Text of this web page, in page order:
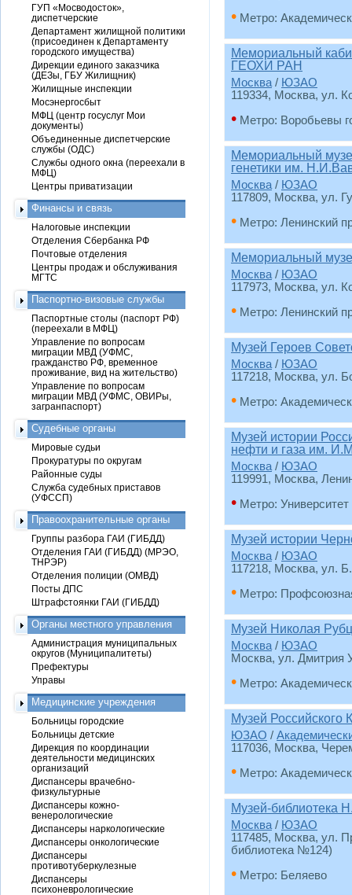
• Метро:
Мемориальный
ГЕОХИ РАН
Москва / ЮЗАО
119334, Москва, ул.
• Метро: Воробьевы
Мемориальный
генетики им.
Москва / ЮЗАО
117809, Москва, ул.
• Метро: Ленинский
Мемориальный
Москва / ЮЗАО
117973, Москва, ул.
• Метро: Ленинский
Музей Героев
Москва / ЮЗАО
117218, Москва, ул.
• Метро:
Музей истории
нефти и газа им.
Москва / ЮЗАО
119991, Москва,
• Метро: Университет
Музей истории
Москва / ЮЗАО
117218, Москва, ул.
• Метро:
Музей Николая
Москва / ЮЗАО
Москва, ул. Дмитрия
• Метро:
Музей Российского
ЮЗАО /
117036, Москва,
• Метро:
Музей-библиотека
Москва / ЮЗАО
117485, Москва, ул.
библиотека №124)
• Метро: Беляево
ГУП «Мосводосток»,
диспетчерские
Департамент жилищной политики
(присоединен к Департаменту
городского имущества)
Дирекции единого заказчика
(ДЕЗы, ГБУ Жилищник)
Жилищные инспекции
Мосэнергосбыт
МФЦ (центр госуслуг Мои
документы)
Объединенные диспетчерские
службы (ОДС)
Службы одного окна (переехали в
МФЦ)
Центры приватизации
Финансы и связь
Налоговые инспекции
Отделения Сбербанка РФ
Почтовые отделения
Центры продаж и обслуживания
МГТС
Паспортно-визовые службы
Паспортные столы (паспорт РФ)
(переехали в МФЦ)
Управление по вопросам
миграции МВД (УФМС,
гражданство РФ, временное
проживание, вид на жительство)
Управление по вопросам
миграции МВД (УФМС, ОВИРы,
загранпаспорт)
Судебные органы
Мировые судьи
Прокуратуры по округам
Районные суды
Служба судебных приставов
(УФССП)
Правоохранительные органы
Группы разбора ГАИ (ГИБДД)
Отделения ГАИ (ГИБДД) (МРЭО,
ТНРЭР)
Отделения полиции (ОМВД)
Посты ДПС
Штрафстоянки ГАИ (ГИБДД)
Органы местного управления
Администрация муниципальных
округов (Муниципалитеты)
Префектуры
Управы
Медицинские учреждения
Больницы городские
Больницы детские
Дирекция по координации
деятельности медицинских
организаций
Диспансеры врачебно-
физкультурные
Диспансеры кожно-
венерологические
Диспансеры наркологические
Диспансеры онкологические
Диспансеры
противотуберкулезные
Диспансеры
психоневрологические